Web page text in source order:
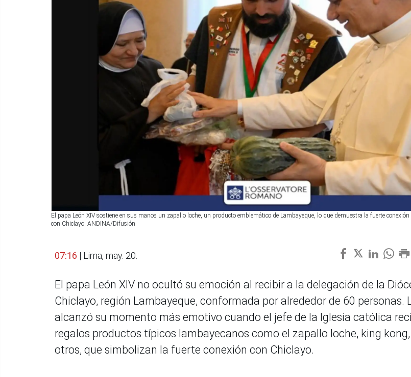
El papa León XIV sostiene en sus manos un zapallo loche, un producto emblemático de Lambayeque, lo que demuestra la fuerte conexión
con Chiclayo. ANDINA/Difusión
07:16 | Lima, may. 20.
El papa León XIV no ocultó su emoción al recibir a la delegación de la
Chiclayo, región Lambayeque, conformada por alrededor de 60 personas.
alcanzó su momento más emotivo cuando el jefe de la Iglesia católica
regalos productos típicos lambayecanos como el zapallo loche, king
otros, que simbolizan la fuerte conexión con Chiclayo.